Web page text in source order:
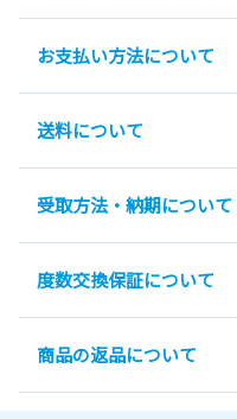
お支払い方法について
送料について
受取方法・納期について
度数交換保証について
商品の返品について